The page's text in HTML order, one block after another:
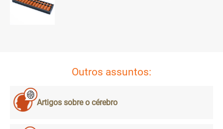
Outros assuntos:
Artigos sobre o cérebro